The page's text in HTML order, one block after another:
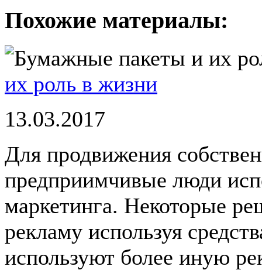
Похожие материалы:
их роль в жизни
13.03.2017
Для продвижения
предприимчивые люди
маркетинга. Некоторые
рекламу используя
используют более иную